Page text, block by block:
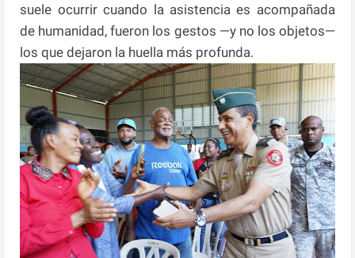
suele ocurrir cuando la asistencia es acompañada
de humanidad, fueron los gestos —y no los objetos—
los que dejaron la huella más profunda.